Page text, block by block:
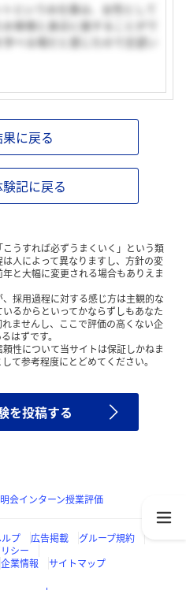
というお仕事は、女性として
客様と身近に接することがで
べる場だと感じたので志望い
に戻る
記に戻る
うすれば必ずうまくいく」という類
人によって異なりますし、方針の変
と大幅に変更される場合もありえま
採用過程に対する感じ方は主観的な
るからといってかならずしもあなた
ませんし、ここで評価の高くない企
はずです。
性について当サイトは保証しかねま
て参考程度にとどめてください。
を投稿する
会インターン授業評価
プ 広告掲載
グループ規約
シー
企業情報 サイトマップ